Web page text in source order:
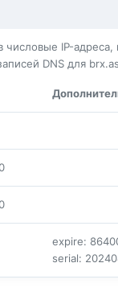
IP-
DNS для
expire:
serial: